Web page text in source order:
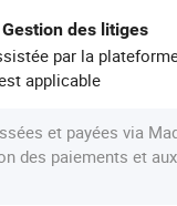
des litiges
par la
applicable
et payées via
des paiements et